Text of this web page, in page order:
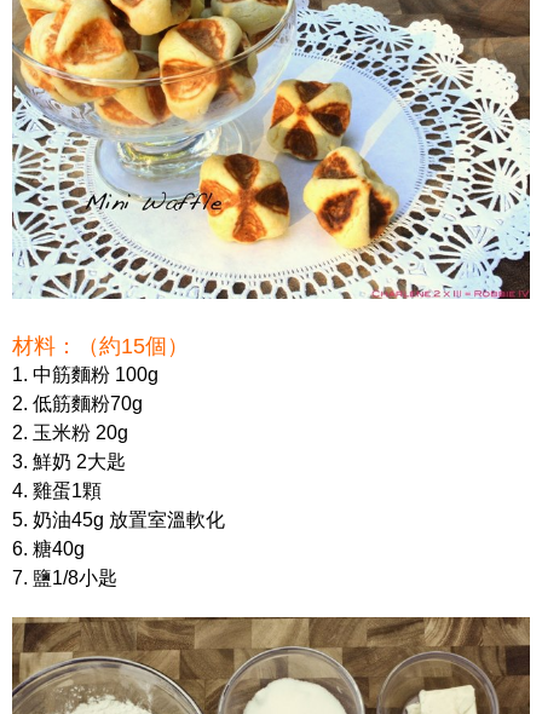
材料：（約15個）
1. 中筋麵粉 100g
2. 低筋麵粉70g
2. 玉米粉 20g
3. 鮮奶 2大匙
4. 雞蛋1顆
5. 奶油45g 放置室溫軟化
6. 糖40g
7. 鹽1/8小匙